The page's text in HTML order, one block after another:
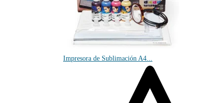
Impresora de Sublimación A4...